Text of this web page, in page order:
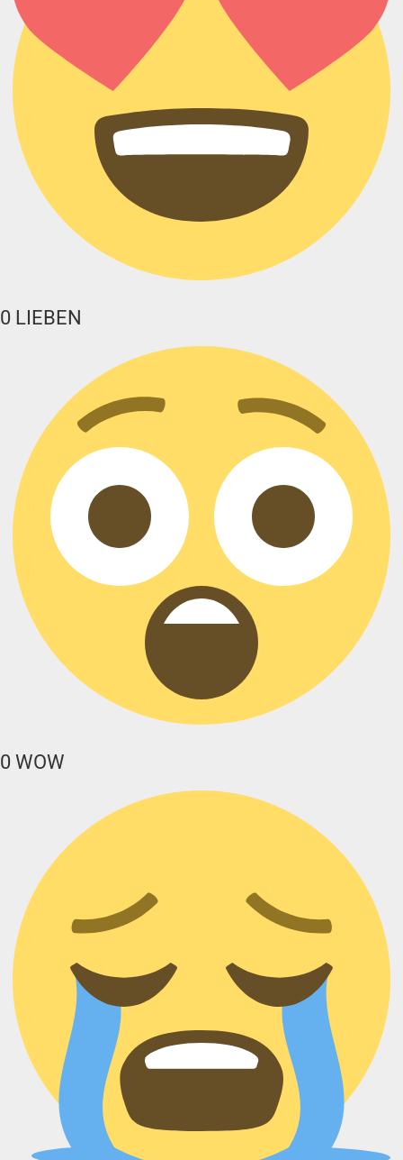
0 LIEBEN
0 WOW